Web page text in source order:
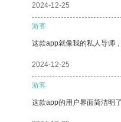
2024-12-25
游客
这款app就像我的私人导师
2024-12-25
游客
这款app的用户界面简洁明